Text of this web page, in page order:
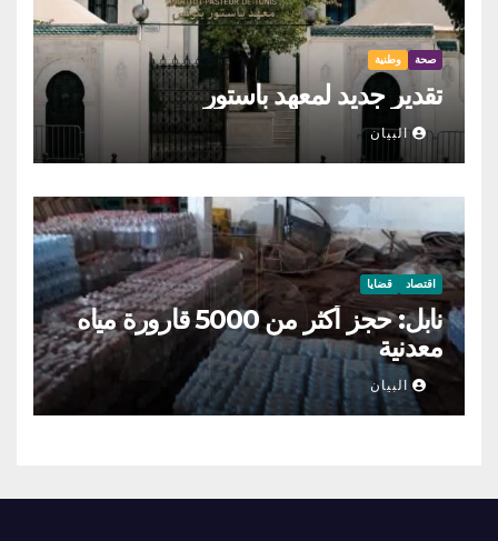
صحة وطنية
تقدير جديد لمعهد باستور
البيان
اقتصاد قضايا
نابل: حجز أكثر من 5000 قارورة مياه
معدنية
البيان